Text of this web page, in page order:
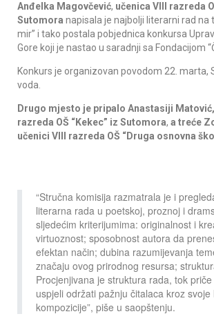
Anđelka Magovčević, učenica VIII razreda
Sutomora napisala je najbolji literarni rad na
mir” i tako postala pobjednica konkursa
Gore koji je nastao u saradnji sa Fondacijom
Konkurs je organizovan povodom 22. marta,
voda.
Drugo mjesto je pripalo Anastasiji Matović,
razreda OŠ “Kekec” iz Sutomora, a treće
učenici VIII razreda OŠ “Druga osnovna
“Stručna komisija razmatrala je i
literarna rada u poetskoj, proznoj i
sljedećim kriterijumima: originalnost i
virtuoznost; sposobnost autora da
efektan način; dubina razumijevanja
značaju ovog prirodnog resursa;
Procjenjivana je struktura rada, tok
uspjeli održati pažnju čitalaca kroz svoje
kompozicije”, piše u saopštenju.